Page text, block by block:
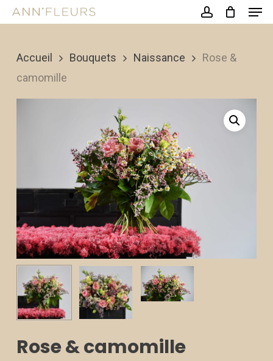
Skip
account
Accueil Bouquets Naissance
Rose &
camomille
Rose & camomille